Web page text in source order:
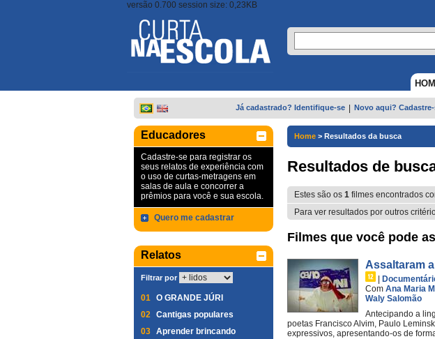
versão 0.700 session size: 0,23KB
Já cadastrado? Identifique-se Novo aqui?
Educadores
Cadastre-se para registrar os
seus relatos de experiência com
o uso de curtas-metragens em
salas de aula e concorrer a
prêmios para você e sua escola.
Quero me cadastrar
Relatos
Filtrar por
01 O GRANDE JÚRI
02 Cantigas populares
03 Aprender brincando
Home > Resultados da busca
Resultados de
Estes são os 1 filmes encontrados
Para ver resultados por outros
Filmes que você pode
Assaltaram
Com Ana Maria
Waly Salomão
Antecipando a
poetas Francisco Alvim, Paulo
expressivos, apresentando-os de